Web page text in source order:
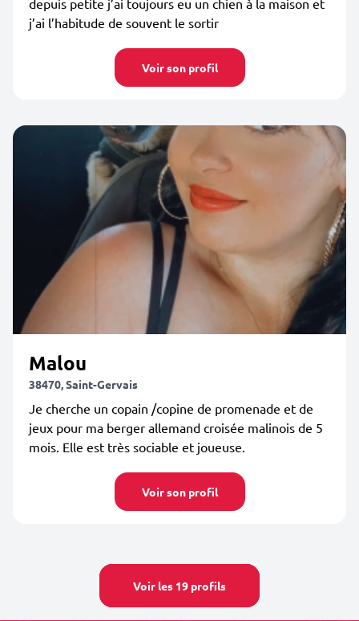
depuis petite j’ai toujours eu un chien à la maison et
j’ai l’habitude de souvent le sortir
Voir son profil
Malou
38470, Saint-Gervais
Je cherche un copain /copine de promenade et de
jeux pour ma berger allemand croisée malinois de 5
mois. Elle est très sociable et joueuse.
Voir son profil
Voir les 19 profils